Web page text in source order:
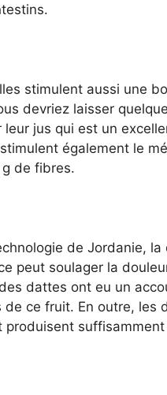
stimulent aussi une
devriez laisser
jus qui est un
également le
de fibres.
de Jordanie, la
peut soulager la
dattes ont eu un
ce fruit. En outre, les